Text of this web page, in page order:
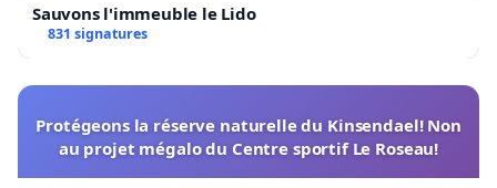
Sauvons l'immeuble le Lido
831 signatures
Protégeons la réserve naturelle du Kinsendael! Non
au projet mégalo du Centre sportif Le Roseau!